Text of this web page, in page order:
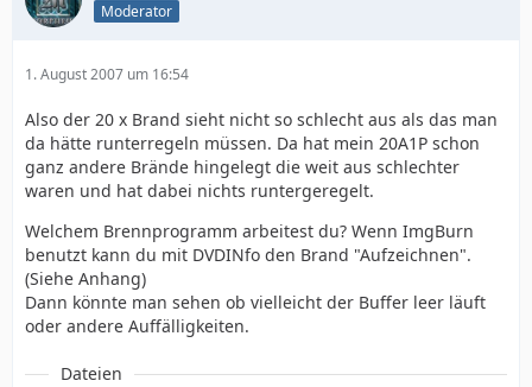
Moderator
1. August 2007 um 16:54
Also der 20 x Brand sieht nicht so schlecht aus als das man
da hätte runterregeln müssen. Da hat mein 20A1P schon
ganz andere Brände hingelegt die weit aus schlechter
waren und hat dabei nichts runtergeregelt.
Welchem Brennprogramm arbeitest du? Wenn ImgBurn
benutzt kann du mit DVDINfo den Brand "Aufzeichnen".
(Siehe Anhang)
Dann könnte man sehen ob vielleicht der Buffer leer läuft
oder andere Auffälligkeiten.
Dateien